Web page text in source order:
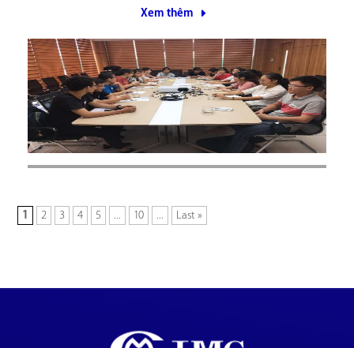
thứ 4 Ngành công nghệ Hóa Dược và Bảo
Xem thêm
1 2 3 4 5 ... 10 ... Last »